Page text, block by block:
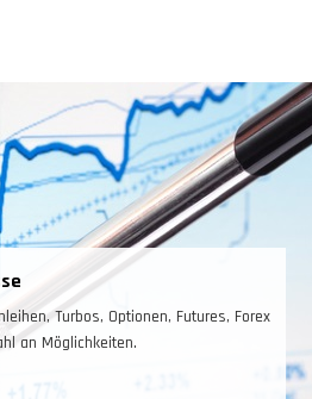
Turbos, Optionen, Futures, Forex
an Möglichkeiten.